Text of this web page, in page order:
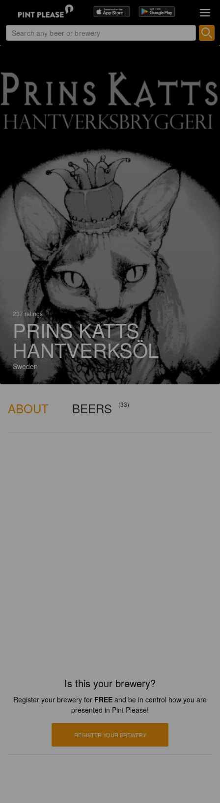
237 ratings
PRINS KATTS
HANTVERKSÖL
Sweden
ABOUT BEERS (33)
Is this your brewery?
Register your brewery for FREE and be in control how you are
presented in Pint Please!
REGISTER YOUR BREWERY